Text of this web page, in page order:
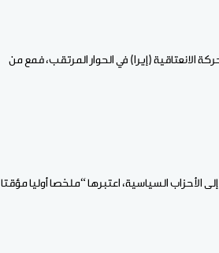
الانعتاقية (إيرا) في الحوار المرتقب، فمع من
السياسية، اعتبرها “ملخصا أوليا مؤقتا